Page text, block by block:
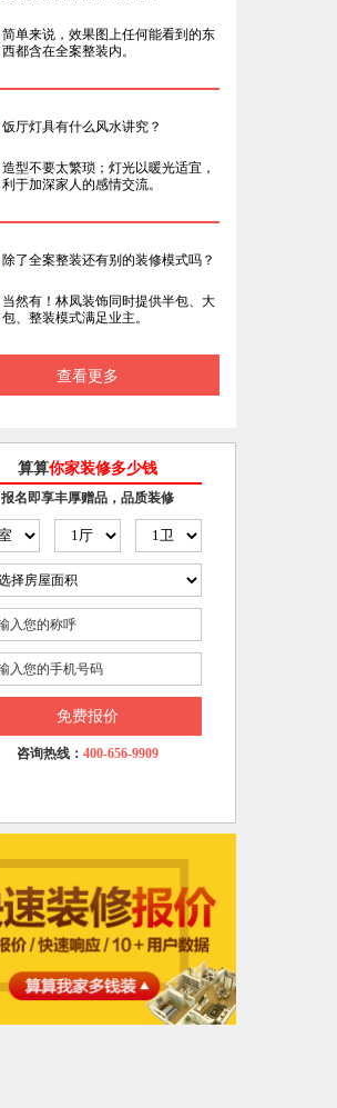
简单来说，效果图上任何能看到的东
西都含在全案整装内。
饭厅灯具有什么风水讲究？
造型不要太繁琐；灯光以暖光适宜，
利于加深家人的感情交流。
除了全案整装还有别的装修模式吗？
当然有！林凤装饰同时提供半包、大
包、整装模式满足业主。
查看更多
算算你家装修多少钱
报名即享丰厚赠品，品质装修
免费报价
咨询热线： 400-656-9909